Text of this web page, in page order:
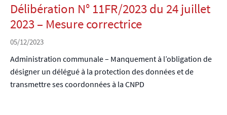
Délibération N° 11FR/2023 du 24 juillet
2023 – Mesure correctrice
05/12/2023
Administration communale – Manquement à l’obligation de
désigner un délégué à la protection des données et de
transmettre ses coordonnées à la CNPD